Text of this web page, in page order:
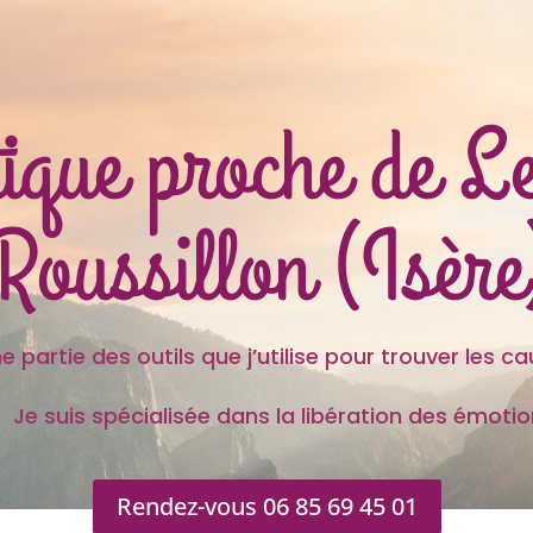
proche de
outils que j’utilise pour trouver les
spécialisée dans la libération des
Rendez-vous 06 85 69 45 01